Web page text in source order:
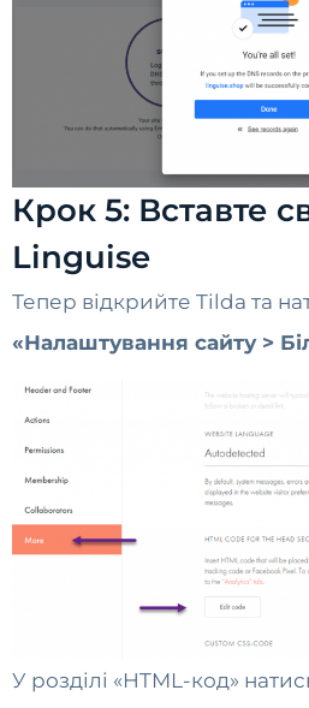
Крок 5: Вставте
Linguise
Тепер відкрийте Tilda та
«Налаштування сайту >
У розділі «HTML-код»